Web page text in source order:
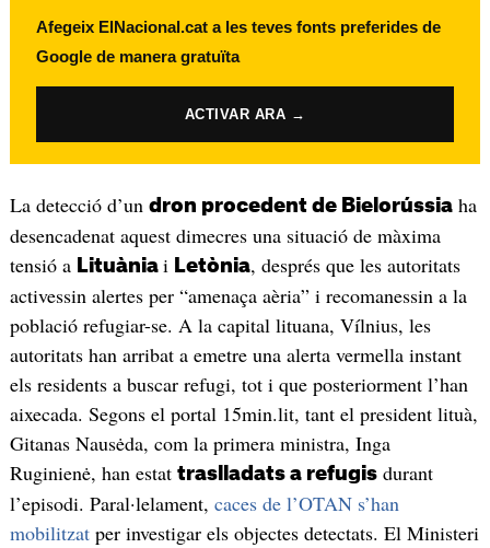
Afegeix ElNacional.cat a les teves fonts preferides de
Google de manera gratuïta
ACTIVAR ARA →
La detecció d’un dron procedent de Bielorússiaha
desencadenat aquest dimecres una situació de màxima
tensió a Lituània i Letònia, després que les autoritats
activessin alertes per “amenaça aèria” i recomanessin a la
població refugiar-se. A la capital lituana, Vílnius, les
autoritats han arribat a emetre una alerta vermella instant
els residents a buscar refugi, tot i que posteriorment l’han
aixecada. Segons el portal 15min.lit, tant el president lituà,
Gitanas Nausėda, com la primera ministra, Inga
Ruginienė, han estat traslladats a refugisdurant
l’episodi. Paral·lelament, caces de l’OTAN s’han
mobilitzatper investigar els objectes detectats. El Ministeri